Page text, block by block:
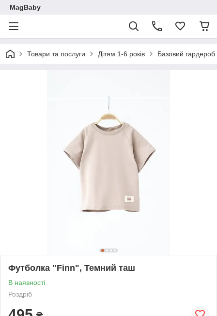
MagBaby
Товари та послуги Дітям 1-6 років Базовий гардероб
Футболка "Finn", Темний таш
В наявності
Роздріб